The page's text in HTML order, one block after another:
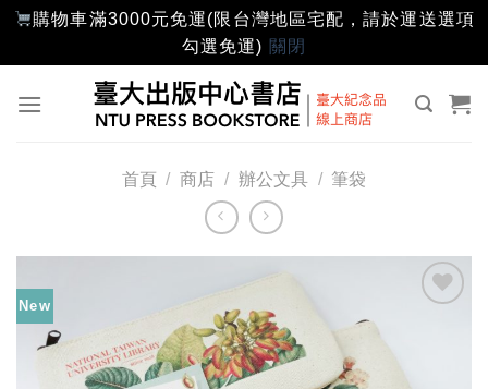
購物車滿3000元免運(限台灣地區宅配，請於運送選項
勾選免運) 關閉
首頁 / 商店 / 辦公文具 / 筆袋
New